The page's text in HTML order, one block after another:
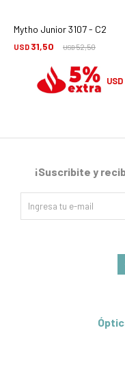
Mytho Junior 3107 - C2
USD 31,50 USD52,50
USD
¡Suscribite y